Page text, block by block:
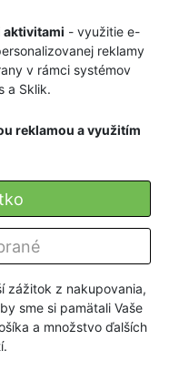
zážitok z nakupovania,
sme si pamätali Vaše
a množstvo ďalších
aktivitami - využitie e-
reklamy
v rámci systémov
a Sklik.
reklamou a využitím
GARANCIA
VRÁTENIA PEŇAZÍ